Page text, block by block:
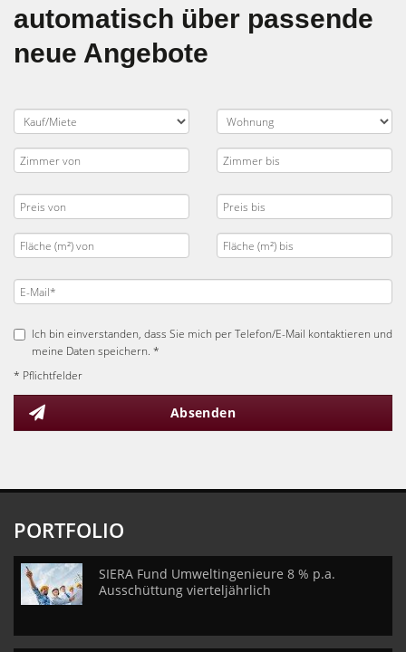
automatisch über passende
neue Angebote
Ich bin einverstanden, dass Sie mich per Telefon/E-Mail kontaktieren und
meine Daten speichern. *
* Pflichtfelder
Absenden
PORTFOLIO
SIERA Fund Umweltingenieure 8 % p.a.
Ausschüttung vierteljährlich